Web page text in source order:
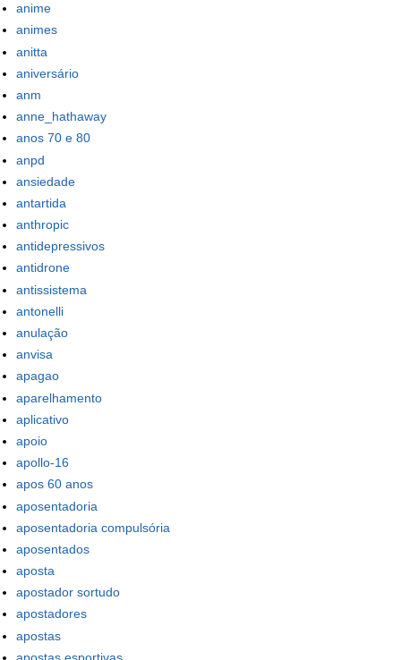
anime
animes
anitta
aniversário
anm
anne_hathaway
anos 70 e 80
anpd
ansiedade
antartida
anthropic
antidepressivos
antidrone
antissistema
antonelli
anulação
anvisa
apagao
aparelhamento
aplicativo
apoio
apollo-16
apos 60 anos
aposentadoria
aposentadoria compulsória
aposentados
aposta
apostador sortudo
apostadores
apostas